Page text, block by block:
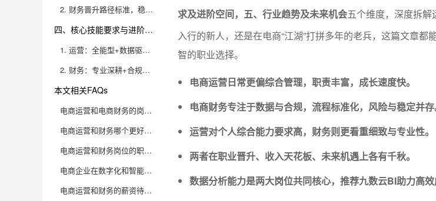
2. 财务晋升路径标准，稳定性高
四、核心技能要求与进阶成长空间
1. 运营：全能型+数据驱动，持续学习是王道
2. 财务：专业深耕+合规敏感，证书与实战并重
本文相关FAQs
电商运营和电商财务的岗位职责分别是什么？有什么核心差异？
电商运营和财务哪个更好做？对新手的门槛和挑战分别是什么？
电商运营和财务岗位的职业发展和前景对比如何？
电商企业在数字化和智能化趋势下，对运营和财务岗位有哪些新要求？
电商运营和财务的薪资待遇差异大吗？成长周期和收入天花板分别如何？
求及进阶空间，五、行业趋势及未来机会五个维度，深度拆
入行的新人，还是在电商“江湖”打拼多年的老兵，这篇文章都
智的职业选择。
电商运营日常更偏综合管理，职责丰富，成长速度快。
电商财务专注于数据与合规，流程标准化，风险与稳定并存
运营对个人综合能力要求高，财务则更看重细致与专业性。
两者在职业晋升、收入天花板、未来机遇上各有千秋。
数据分析能力是两大岗位共同核心，推荐九数云BI助力高效